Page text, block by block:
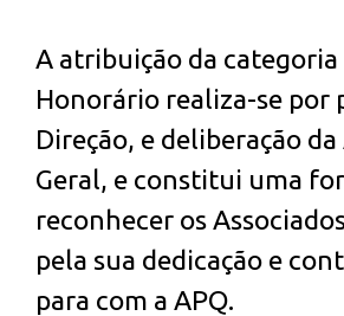
A atribuição da
Honorário realiza-se por
Direção, e deliberação
Geral, e constitui uma
reconhecer os
pela sua dedicação e
para com a APQ.